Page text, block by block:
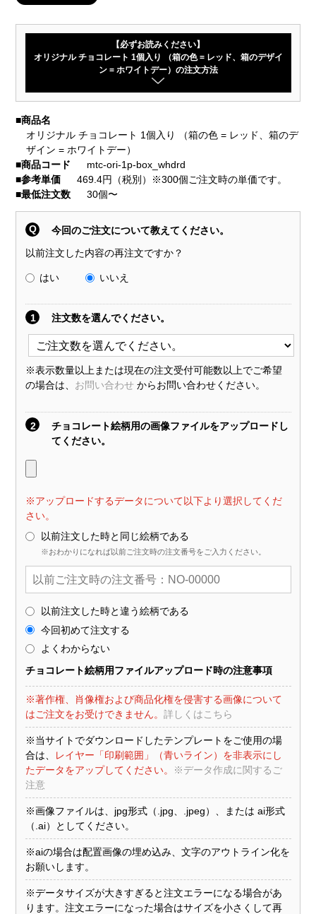
【必ずお読みください】
オリジナル チョコレート 1個入り （箱の色 = レッド、箱のデザイ
ン = ホワイトデー）の注文方法
■商品名
オリジナル チョコレート 1個入り （箱の色 = レッド、箱のデ
ザイン = ホワイトデー）
■商品コード
mtc-ori-1p-box_whdrd
■参考単価
469.4円（税別）※300個ご注文時の単価です。
■最低注文数 30個〜
Q 今回のご注文について教えてください。
以前注文した内容の再注文ですか？
はい いいえ
1 注文数を選んでください。
※表示数量以上または現在の注文受付可能数以上でご希望
の場合は、 お問い合わせ からお問い合わせください。
2
チョコレート絵柄用の画像ファイルをアップロードし
てください。
※アップロードするデータについて以下より選択してくだ
さい。
以前注文した時と同じ絵柄である
※おわかりになれば以前ご注文時の注文番号をご入力ください。
以前注文した時と違う絵柄である
今回初めて注文する
よくわからない
チョコレート絵柄用ファイルアップロード時の注意事項
※著作権、肖像権および商品化権を侵害する画像について
はご注文をお受けできません。 詳しくはこちら
※当サイトでダウンロードしたテンプレートをご使用の場
合は、
レイヤー「印刷範囲」（青いライン）を非表示にし
たデータをアップしてください。
※データ作成に関するご
注意
※画像ファイルは、jpg形式（.jpg、.jpeg）、または ai形式
（.ai）としてください。
※aiの場合は配置画像の埋め込み、文字のアウトライン化を
お願いします。
※データサイズが大きすぎると注文エラーになる場合があ
ります。注文エラーになった場合はサイズを小さくして再